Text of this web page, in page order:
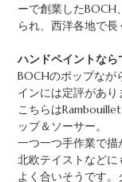
ーで創業したBOCH
られ、西洋各地で長
ハンドペイントな
BOCHのポップなが
インには定評があり
こちらは
ップ＆ソーサー。
一つ一つ手作業で描
北欧テイストなどに
よく合いそうです